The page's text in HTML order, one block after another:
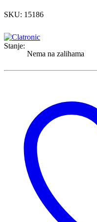
SKU: 15186
Stanje:
Nema na zalihama